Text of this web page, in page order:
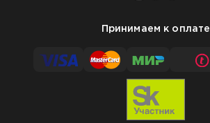
Принимаем к оплате